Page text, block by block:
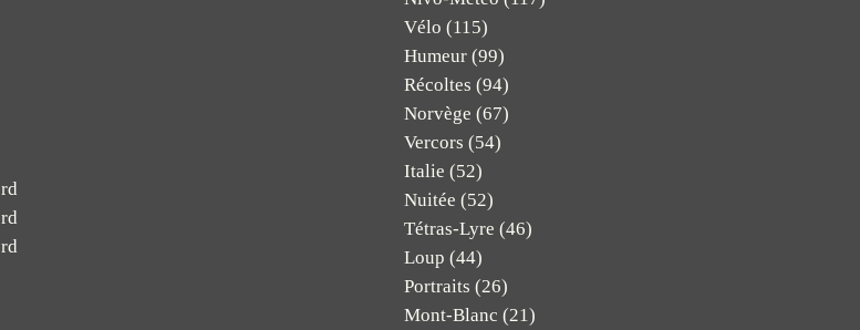
Vélo (115)
Humeur (99)
Récoltes (94)
Norvège (67)
Vercors (54)
Italie (52)
Nuitée (52)
Tétras-Lyre (46)
Loup (44)
Portraits (26)
Mont-Blanc (21)